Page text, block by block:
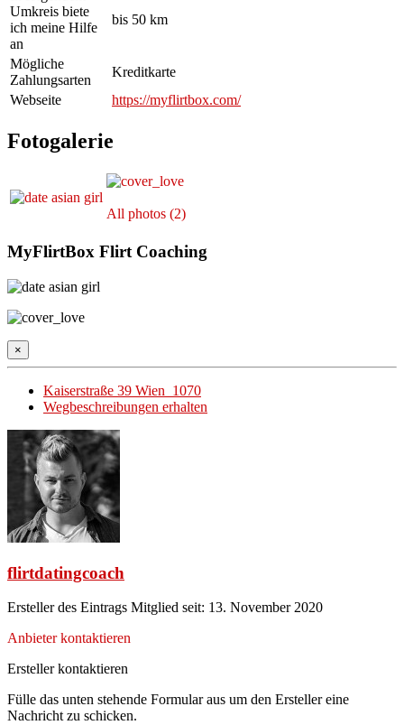
Umkreis biete
ich meine Hilfe
an
bis 50 km
Mögliche
Zahlungsarten
Kreditkarte
Webseite
https://myflirtbox.com/
Fotogalerie
All photos (2)
MyFlirtBox Flirt Coaching
×
Kaiserstraße 39 Wien 1070
Wegbeschreibungen erhalten
flirtdatingcoach
Ersteller des Eintrags Mitglied seit: 13. November 2020
Anbieter kontaktieren
Ersteller kontaktieren
Fülle das unten stehende Formular aus um den Ersteller eine
Nachricht zu schicken.